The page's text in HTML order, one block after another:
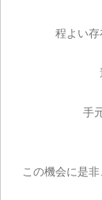
程よい存
手
この機会に是